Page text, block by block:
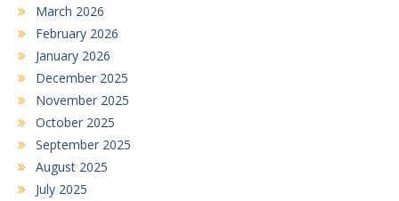
March 2026
February 2026
January 2026
December 2025
November 2025
October 2025
September 2025
August 2025
July 2025